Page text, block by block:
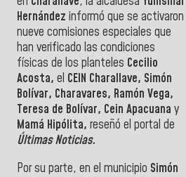
Hernández informó que se activaron
nueve comisiones especiales que
han verificado las condiciones
físicas de los planteles Cecilio
Acosta, el CEIN Charallave, Simón
Bolívar, Charavares, Ramón Vega,
Teresa de Bolívar, Cein Apacuana y
Mamá Hipólita, reseñó el portal de
Últimas Noticias.
Por su parte, en el municipio Simón